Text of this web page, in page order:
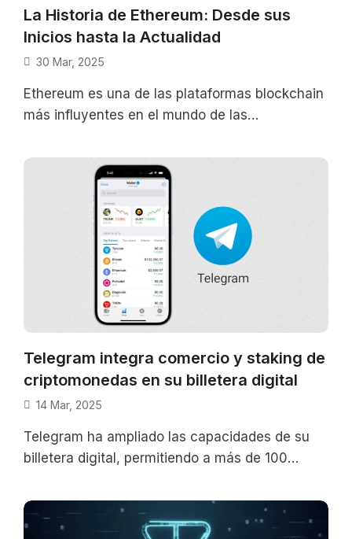
La Historia de Ethereum: Desde sus
Inicios hasta la Actualidad
30 Mar, 2025
Ethereum es una de las plataformas blockchain
más influyentes en el mundo de las
Su
Telegram integra comercio y staking de
criptomonedas en su billetera digital
14 Mar, 2025
Telegram ha ampliado las capacidades de su
billetera digital, permitiendo a más de 100
criptomonedas